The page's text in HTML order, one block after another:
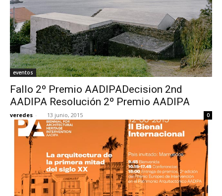
eventos
Fallo 2º Premio AADIPADecision 2nd
AADIPA Resolución 2º Premio AADIPA
veredes - 13 junio, 2015 0